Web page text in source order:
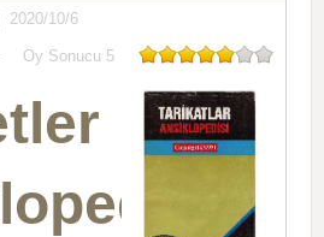
2020/10/6
Oy Sonucu 5